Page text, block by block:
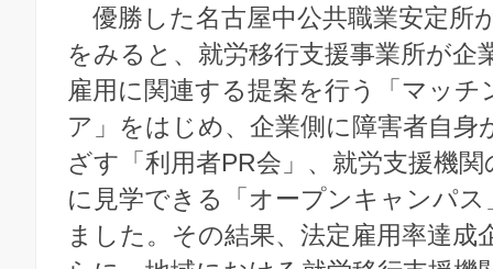
優勝した名古屋中公共職業安定所
をみると、就労移行支援事業所が企
雇用に関連する提案を行う「マッ
ア」をはじめ、企業側に障害者自身
ざす「利用者PR会」、就労支援機
に見学できる「オープンキャンパ
ました。その結果、法定雇用率達成